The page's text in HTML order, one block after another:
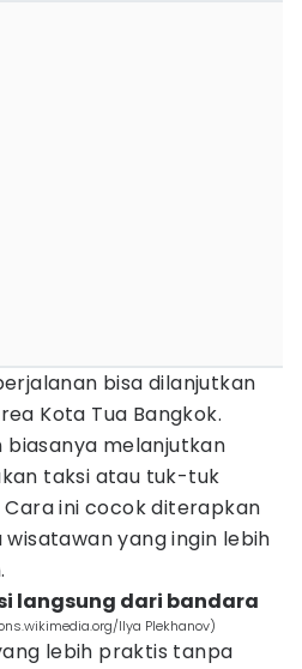
bisa dilanjutkan
Kota Tua Bangkok.
biasanya melanjutkan
taksi atau tuk-tuk
Cara ini cocok diterapkan
yang ingin lebih
langsung dari bandara
Ilya Plekhanov)
lebih praktis tanpa